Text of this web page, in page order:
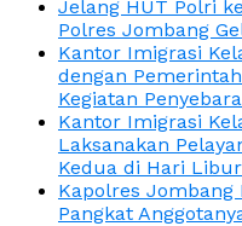
Jelang HUT Polri
Polres Jombang
Kantor Imigrasi
dengan
Kegiatan
Kantor Imigrasi
Laksanakan
Kedua di Hari
Kapolres Jombang
Pangkat